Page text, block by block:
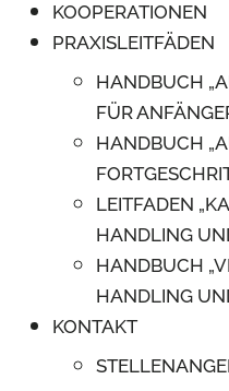
KOOPERATIONEN
PRAXISLEITFÄDEN
HANDBUCH
FÜR
HANDBUCH
LEITFADEN
HANDLING
HANDBUCH
HANDLING
KONTAKT